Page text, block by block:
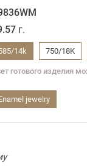
г.
14k 750/18K
готового изделия
jewelry